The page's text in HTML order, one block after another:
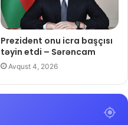
Prezident onu icra başçısı
təyin etdi – Sərəncam
Avqust 4, 2026